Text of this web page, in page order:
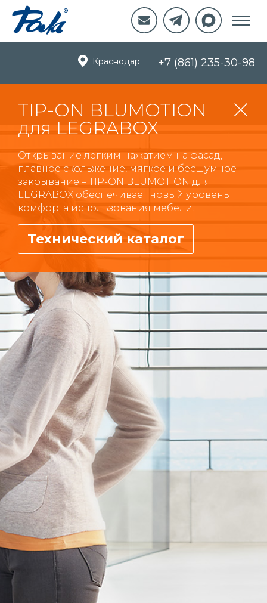
Краснодар +7 (861) 235-30-98
TIP-ON BLUMOTION
для LEGRABOX
Открывание легким нажатием на фасад,
плавное скольжение, мягкое и бесшумное
закрывание – TIP-ON BLUMOTION для
LEGRABOX обеспечивает новый уровень
комфорта использования мебели.
Технический каталог